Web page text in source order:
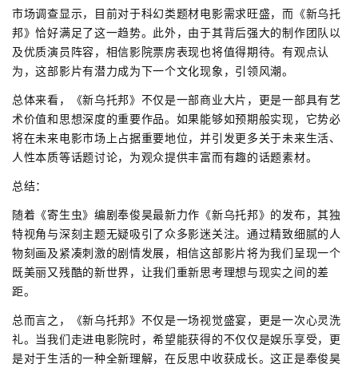
市场调查显示，目前对于科幻类题材电影需求旺盛，而《新乌托
邦》恰好满足了这一趋势。此外，由于其背后强大的制作团队以
及优质演员阵容，相信影院票房表现也将值得期待。有观点认
为，这部影片有潜力成为下一个文化现象，引领风潮。
总体来看，《新乌托邦》不仅是一部商业大片，更是一部具有艺
术价值和思想深度的重要作品。如果能够如预期般实现，它势必
将在未来电影市场上占据重要地位，并引发更多关于未来生活、
人性本质等话题讨论，为观众提供丰富而有趣的话题素材。
总结：
随着《寄生虫》编剧奉俊昊最新力作《新乌托邦》的发布，其独
特视角与深刻主题无疑吸引了众多影迷关注。通过精致细腻的人
物刻画及紧凑刺激的剧情发展，相信这部影片将为我们呈现一个
既美丽又残酷的新世界，让我们重新思考理想与现实之间的差
距。
总而言之，《新乌托邦》不仅是一场视觉盛宴，更是一次心灵洗
礼。当我们走进电影院时，希望能获得的不仅仅是娱乐享受，更
是对于生活的一种全新理解，在反思中收获成长。这正是奉俊昊